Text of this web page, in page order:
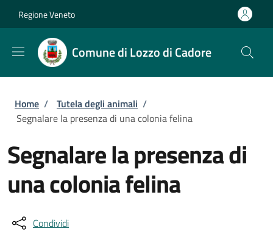
Regione Veneto
Comune di Lozzo di Cadore
Briciole di pane
Home / Tutela degli animali /
Segnalare la presenza di una colonia felina
Segnalare la presenza di
una colonia felina
Condividi